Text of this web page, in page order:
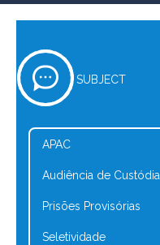
SUBJECT
APAC
Audiência de Custódia
Prisões Provisórias
Seletividade